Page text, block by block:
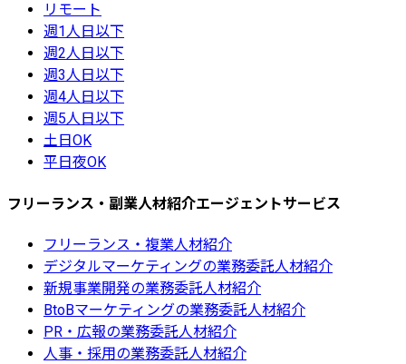
リモート
週1人日以下
週2人日以下
週3人日以下
週4人日以下
週5人日以下
土日OK
平日夜OK
フリーランス・副業人材紹介エージェントサービス
フリーランス・複業人材紹介
デジタルマーケティングの業務委託人材紹介
新規事業開発の業務委託人材紹介
BtoBマーケティングの業務委託人材紹介
PR・広報の業務委託人材紹介
人事・採用の業務委託人材紹介